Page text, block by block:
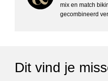
Details:
– Volledig elastische taille
mix en match
gecombineerd
Dit vind je